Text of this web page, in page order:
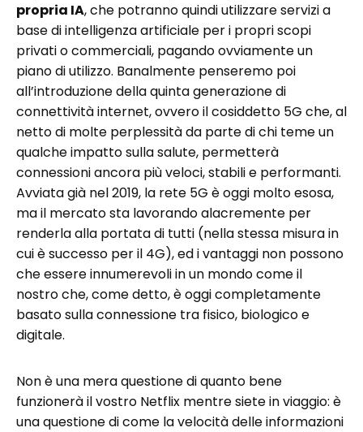
propria IA, che potranno quindi utilizzare servizi a
base di intelligenza artificiale per i propri scopi
privati o commerciali, pagando ovviamente un
piano di utilizzo. Banalmente penseremo poi
all’introduzione della quinta generazione di
connettività internet, ovvero il cosiddetto 5G che, al
netto di molte perplessità da parte di chi teme un
qualche impatto sulla salute, permetterà
connessioni ancora più veloci, stabili e performanti.
Avviata già nel 2019, la rete 5G è oggi molto esosa,
ma il mercato sta lavorando alacremente per
renderla alla portata di tutti (nella stessa misura in
cui è successo per il 4G), ed i vantaggi non possono
che essere innumerevoli in un mondo come il
nostro che, come detto, è oggi completamente
basato sulla connessione tra fisico, biologico e
digitale.
Non è una mera questione di quanto bene
funzionerà il vostro Netflix mentre siete in viaggio: è
una questione di come la velocità delle informazioni